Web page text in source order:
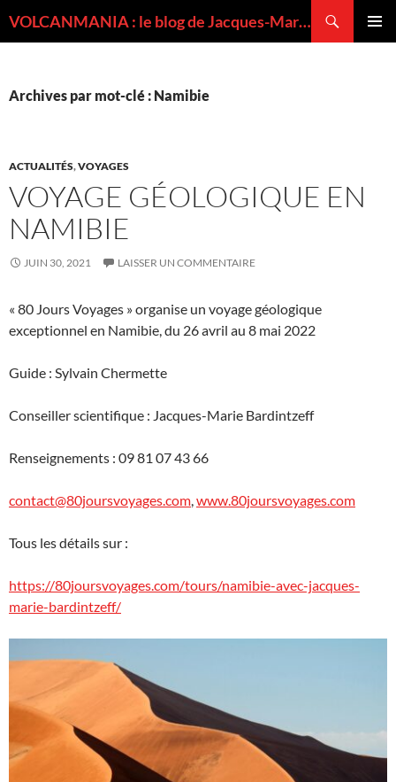
VOLCANMANIA : le blog de Jacques-Marie BARDINTZEFF, volcanologue
Archives par mot-clé : Namibie
ACTUALITÉS,VOYAGES
VOYAGE GÉOLOGIQUE EN
NAMIBIE
JUIN 30, 2021 LAISSER UN COMMENTAIRE
« 80 Jours Voyages » organise un voyage géologique
exceptionnel en Namibie, du 26 avril au 8 mai 2022
Guide : Sylvain Chermette
Conseiller scientifique : Jacques-Marie Bardintzeff
Renseignements : 09 81 07 43 66
contact@80joursvoyages.com,www.80joursvoyages.com
Tous les détails sur :
https://80joursvoyages.com/tours/namibie-avec-jacques-
marie-bardintzeff/